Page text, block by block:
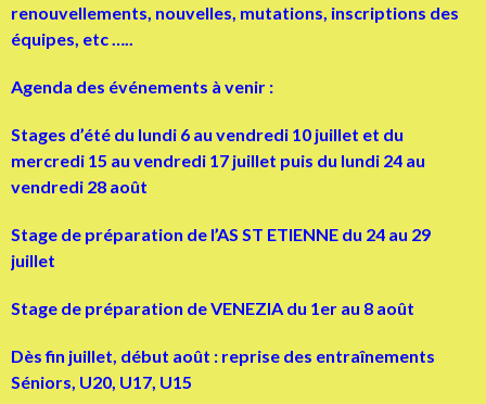
renouvellements, nouvelles, mutations, inscriptions des
équipes, etc …..
Agenda des événements à venir :
Stages d’été du lundi 6 au vendredi 10 juillet et du
mercredi 15 au vendredi 17 juillet puis du lundi 24 au
vendredi 28 août
Stage de préparation de l’AS ST ETIENNE du 24 au 29
juillet
Stage de préparation de VENEZIA du 1er au 8 août
Dès fin juillet, début août : reprise des entraînements
Séniors, U20, U17, U15